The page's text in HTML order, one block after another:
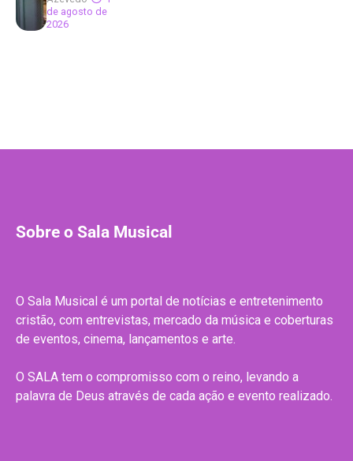
de agosto de
2026
Sobre o Sala Musical
O Sala Musical é um portal de notícias e entretenimento
cristão, com entrevistas, mercado da música e coberturas
de eventos, cinema, lançamentos e arte.
O SALA tem o compromisso com o reino, levando a
palavra de Deus através de cada ação e evento realizado.